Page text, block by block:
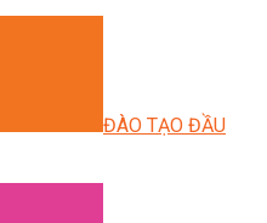
ĐÀO TẠO ĐẦU